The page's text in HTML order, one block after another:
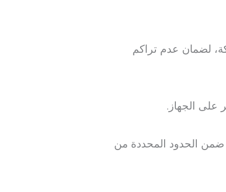
لضمان عدم تراكم
على الجهاز.
ضمن الحدود المحددة من